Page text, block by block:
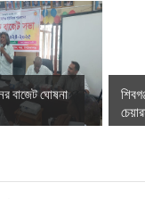
বাজেট ঘোষনা